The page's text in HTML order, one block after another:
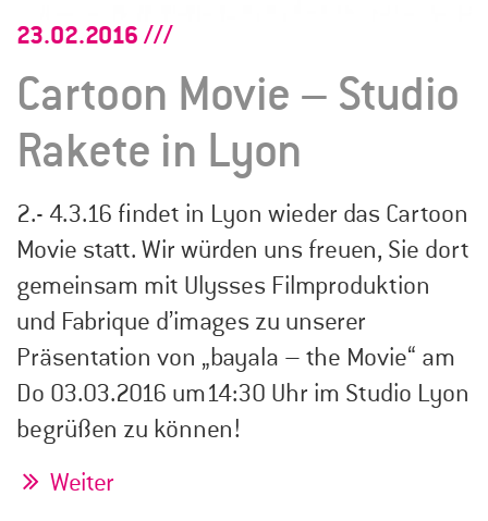
23.02.2016
Cartoon Movie – Studio
Rakete in Lyon
2.- 4.3.16 findet in Lyon wieder das Cartoon
Movie statt. Wir würden uns freuen, Sie dort
gemeinsam mit Ulysses Filmproduktion
und Fabrique d’images zu unserer
Präsentation von „bayala – the Movie“ am
Do 03.03.2016 um14:30 Uhr im Studio Lyon
begrüßen zu können!
Weiter